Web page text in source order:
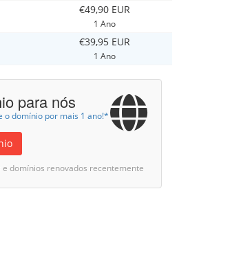
€49,90 EUR
1 Ano
€39,95 EUR
1 Ano
para nós
o domínio por mais 1 ano!*
domínios renovados recentemente